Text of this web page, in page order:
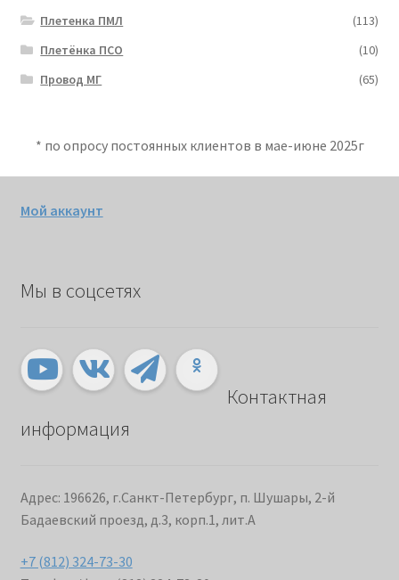
Плетенка ПМЛ
(113)
Плетёнка ПСО
(10)
Провод МГ
(65)
* по опросу постоянных клиентов в мае-июне 2025г
Мой аккаунт
Мы в соцсетях
Контактная
информация
Адрес: 196626, г.Санкт-Петербург, п. Шушары, 2-й
Бадаевский проезд, д.3, корп.1, лит.А
+7 (812) 324-73-30